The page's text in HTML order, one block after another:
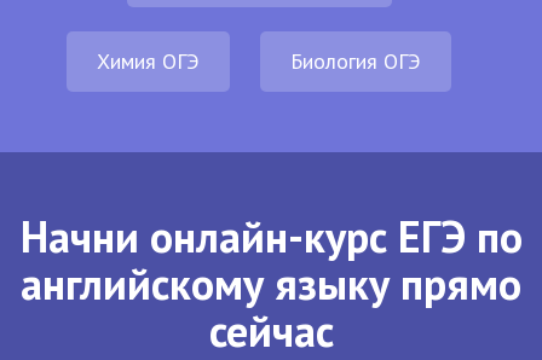
Химия ОГЭ Биология ОГЭ
Начни онлайн-курс ЕГЭ по
английскому языку прямо
сейчас